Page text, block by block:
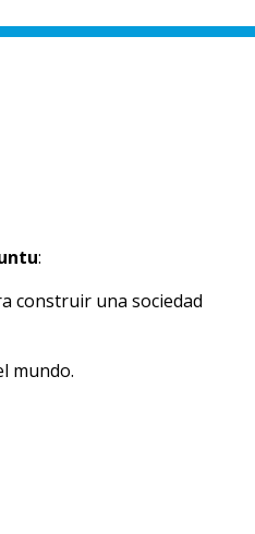
:
construir una sociedad
mundo.